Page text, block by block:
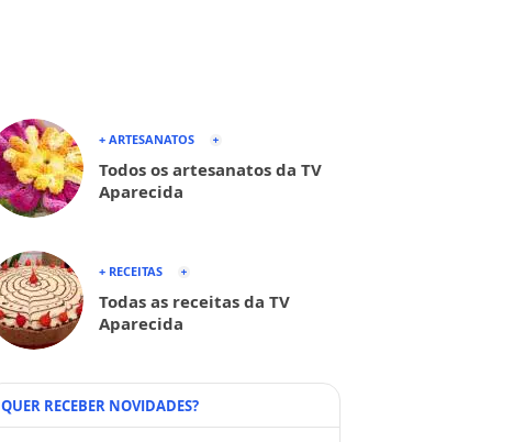
+ ARTESANATOS
Todos os artesanatos da TV
Aparecida
+ RECEITAS
Todas as receitas da TV
Aparecida
QUER RECEBER NOVIDADES?